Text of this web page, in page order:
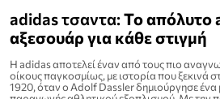
adidas τσαντα:Το απόλυτο
αξεσουάρ για κάθε στιγμή
Η adidas αποτελεί έναν από τους πιο
οίκους παγκοσμίως, με ιστορία που ξεκινά
1920, όταν ο Adolf Dassler δημιούργησε ένα